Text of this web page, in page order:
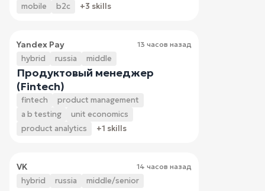
mobile
b2c +3 skills
Yandex Pay 13 часов назад
hybrid russia middle
Продуктовый менеджер
(Fintech)
fintech
product management
a b testing
unit economics
product analytics
+1 skills
VK 14 часов назад
hybrid russia middle/senior